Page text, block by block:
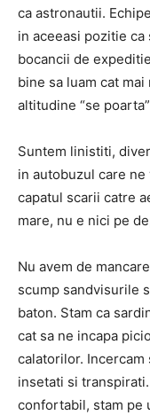
ca astronautii.
in aceeasi pozitie
bocancii de
bine sa luam cat
altitudine “se
Suntem linistiti,
in autobuzul care
capatul scarii catre
mare, nu e nici pe
Nu avem de
scump sandvisurile
baton. Stam ca
cat sa ne incapa
calatorilor.
insetati si
confortabil, stam pe